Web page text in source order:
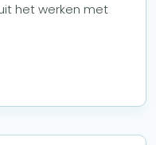
het werken met